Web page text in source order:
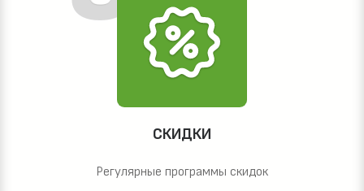
СКИДКИ
Регулярные программы скидок